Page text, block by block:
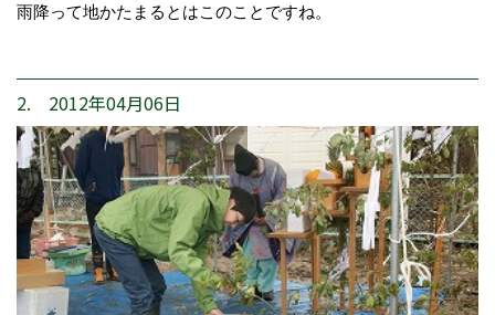
雨降って地かたまるとはこのことですね。
2. 2012年04月06日